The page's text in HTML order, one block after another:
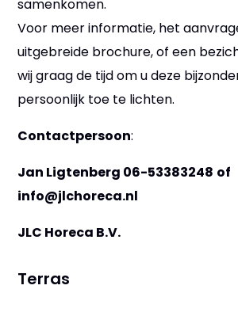
samenkomen.
Voor meer informatie, het
uitgebreide brochure, of een
wij graag de tijd om u deze
persoonlijk toe te lichten.
Contactpersoon:
Jan Ligtenberg 06-53383248 of
info@jlchoreca.nl
JLC Horeca B.V.
Terras